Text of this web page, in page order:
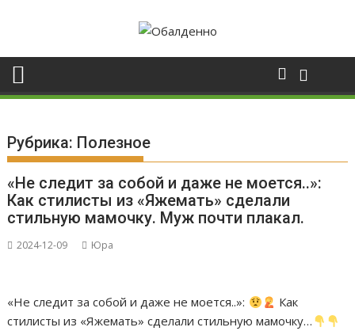
Рубрика: Полезное
«Не следит за собой и даже не моется..»:
Кaк стилисты из «Яжемать» сделали
стильную мамочку. Мyж почти плакал.
2024-12-09 Юра
«Не следит за собой и даже не моется..»:
Кaк
стилисты из «Яжемать» сделали стильную мамочку…